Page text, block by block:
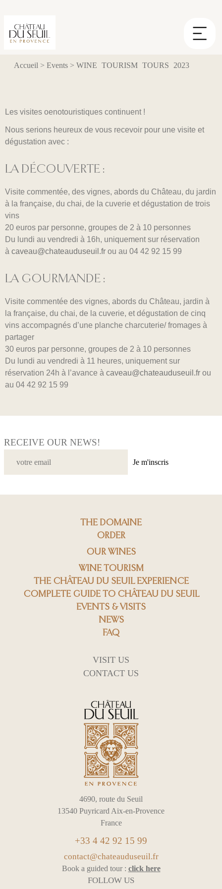
Accueil > Events> WINE TOURISM TOURS 2023
Les visites oenotouristiques continuent !
Nous serions heureux de vous recevoir pour une visite et
dégustation avec :
LA DÉCOUVERTE :
Visite commentée, des vignes, abords du Château, du jardin
à la française, du chai, de la cuverie et dégustation de trois
vins
20 euros par personne, groupes de 2 à 10 personnes
Du lundi au vendredi à 16h, uniquement sur réservation
à caveau@chateauduseuil.fr ou au 04 42 92 15 99
LA GOURMANDE :
Visite commentée des vignes, abords du Château, jardin à
la française, du chai, de la cuverie, et dégustation de cinq
vins accompagnés d’une planche charcuterie/ fromages à
partager
30 euros par personne, groupes de 2 à 10 personnes
Du lundi au vendredi à 11 heures, uniquement sur
réservation 24h à l’avance à caveau@chateauduseuil.fr ou
au 04 42 92 15 99
RECEIVE OUR NEWS!
Je m'inscris
THE DOMAINE
ORDER
OUR WINES
WINE TOURISM
THE CHÂTEAU DU SEUIL EXPERIENCE
COMPLETE GUIDE TO CHÂTEAU DU SEUIL
EVENTS & VISITS
NEWS
FAQ
VISIT US
CONTACT US
4690, route du Seuil
13540 Puyricard Aix-en-Provence
France
+33 4 42 92 15 99
contact@chateauduseuil.fr
Book a guided tour : click here
FOLLOW US